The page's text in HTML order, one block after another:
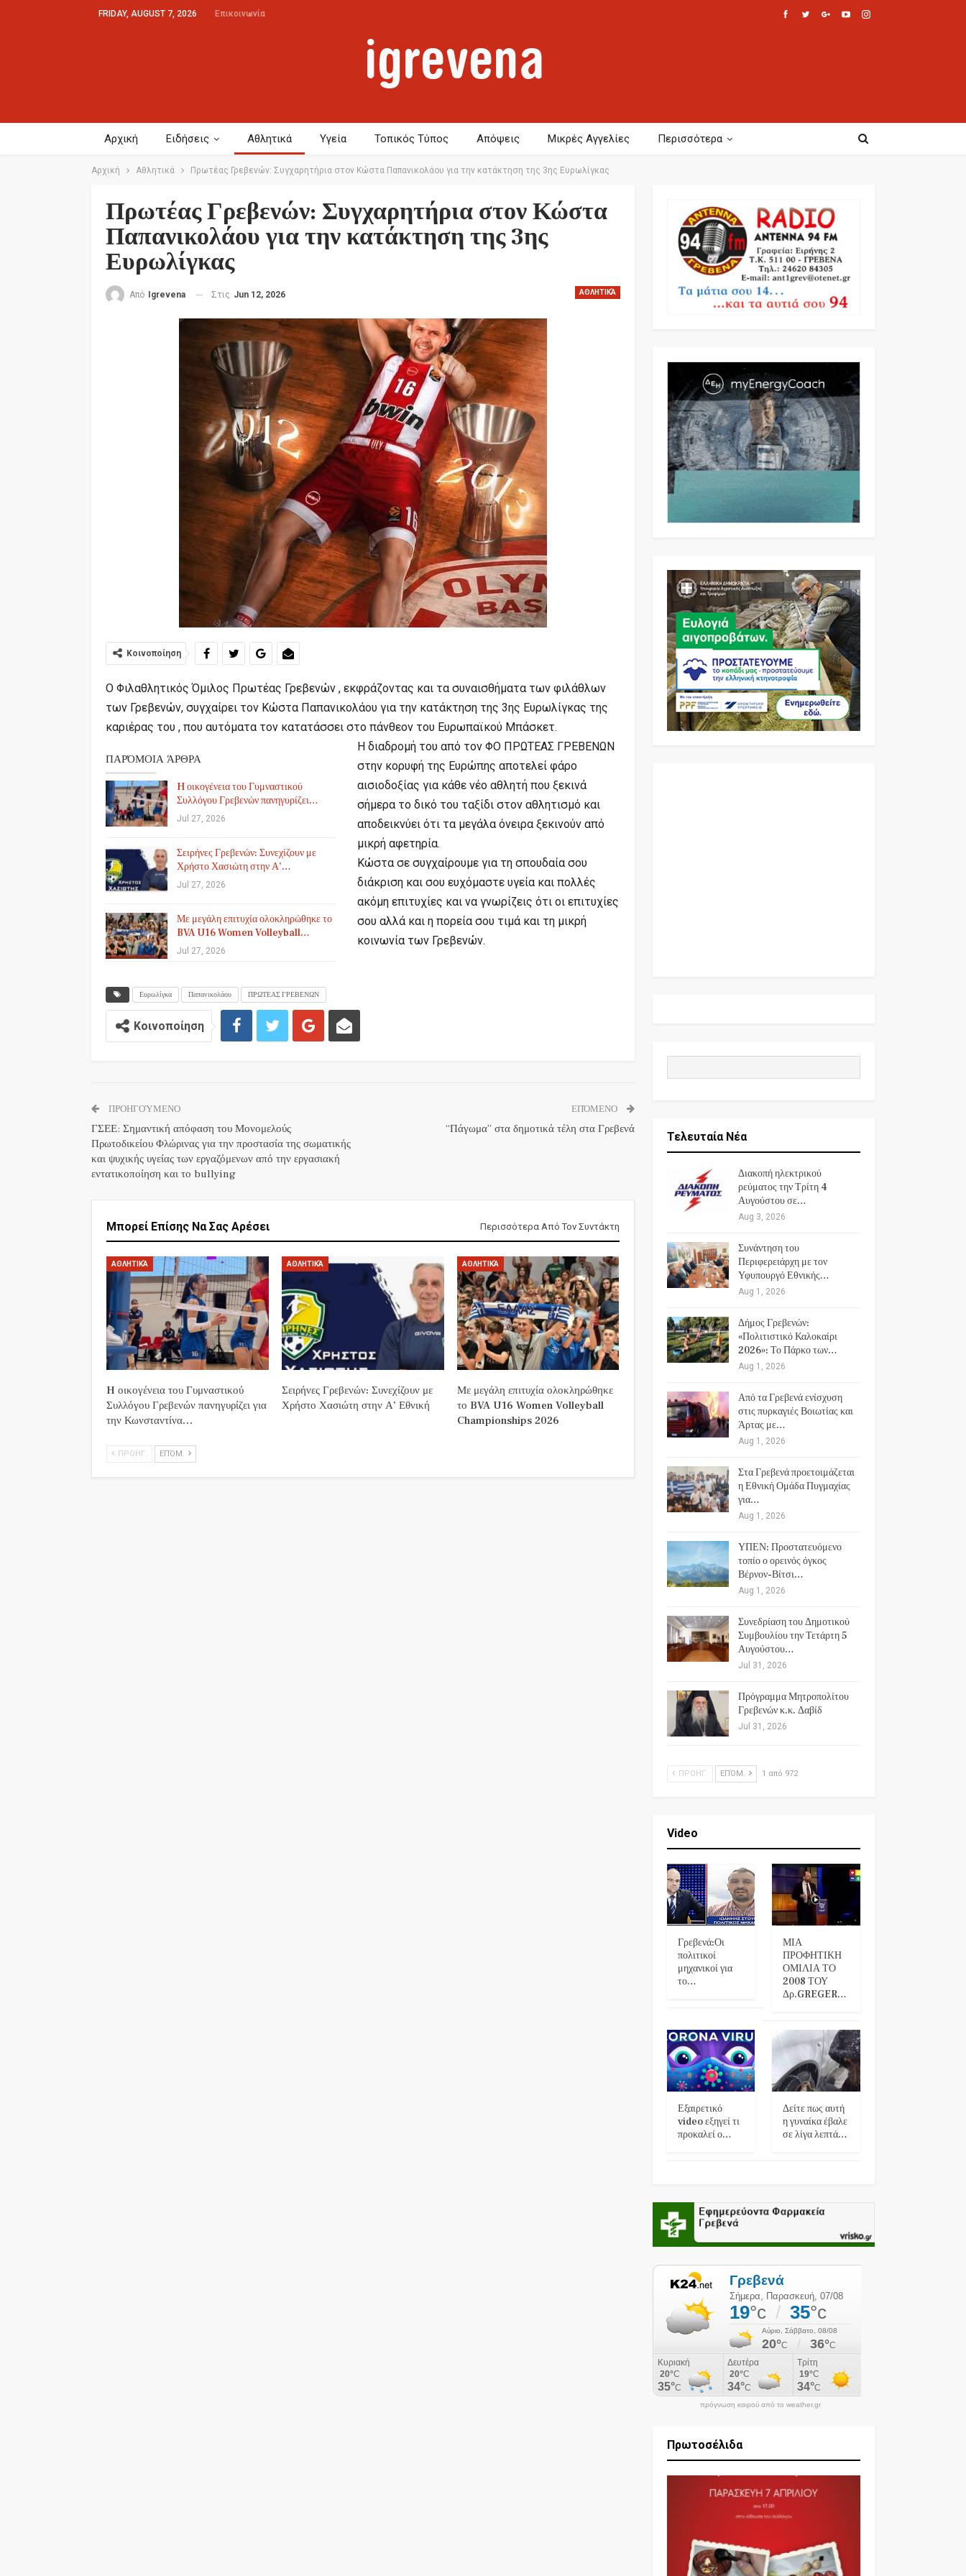
FRIDAY, AUGUST 7, 2026 Επικοινωνία
Αρχική Ειδήσεις Αθλητικά Υγεία Τοπικός Τύπος Απόψεις Μικρές Αγγελίες Περισσότερα
Αρχική Αθλητικά Πρωτέας Γρεβενών: Συγχαρητήρια στον Κώστα Παπανικολάου για την κατάκτηση της 3ης Ευρωλίγκας
Πρωτέας Γρεβενών: Συγχαρητήρια στον Κώστα
Παπανικολάου για την κατάκτηση της 3ης
Ευρωλίγκας
ΑΘΛΗΤΙΚΆ
Από Igrevena Στις Jun 12, 2026
Κοινοποίηση
Ο Φιλαθλητικός Όμιλος Πρωτέας Γρεβενών , εκφράζοντας και τα συναισθήματα των φιλάθλων
των Γρεβενών, συγχαίρει τον Κώστα Παπανικολάου για την κατάκτηση της 3ης Ευρωλίγκας της
καριέρας του , που αυτόματα τον κατατάσσει στο πάνθεον του Ευρωπαϊκού Μπάσκετ.
ΠΑΡΌΜΟΙΑ ΆΡΘΡΑ
H οικογένεια του Γυμναστικού
Συλλόγου Γρεβενών πανηγυρίζει…
Jul 27, 2026
Σειρήνες Γρεβενών: Συνεχίζουν με
Χρήστο Χασιώτη στην Α’…
Jul 27, 2026
Με μεγάλη επιτυχία ολοκληρώθηκε το
BVA U16 Women Volleyball…
Jul 27, 2026
Η διαδρομή του από τον ΦΟ ΠΡΩΤΕΑΣ ΓΡΕΒΕΝΩΝ
στην κορυφή της Ευρώπης αποτελεί φάρο
αισιοδοξίας για κάθε νέο αθλητή που ξεκινά
σήμερα το δικό του ταξίδι στον αθλητισμό και
αποδεικνύει ότι τα μεγάλα όνειρα ξεκινούν από
μικρή αφετηρία.
Κώστα σε συγχαίρουμε για τη σπουδαία σου
διάκριση και σου ευχόμαστε υγεία και πολλές
ακόμη επιτυχίες και να γνωρίζεις ότι οι επιτυχίες
σου αλλά και η πορεία σου τιμά και τη μικρή
κοινωνία των Γρεβενών.
Ευρωλίγκα Παπανικολάου ΠΡΩΤΕΑΣ ΓΡΕΒΕΝΩΝ
Κοινοποίηση
ΠΡΟΗΓΟΎΜΕΝΟ
ΓΣΕΕ: Σημαντική απόφαση του Μονομελούς
Πρωτοδικείου Φλώρινας για την προστασία της σωματικής
και ψυχικής υγείας των εργαζόμενων από την εργασιακή
εντατικοποίηση και το bullying
ΕΠΌΜΕΝΟ
“Πάγωμα” στα δημοτικά τέλη στα Γρεβενά
Μπορεί Επίσης Να Σας Αρέσει Περισσότερα Από Τον Συντάκτη
ΑΘΛΗΤΙΚΆ
H οικογένεια του Γυμναστικού
Συλλόγου Γρεβενών πανηγυρίζει για
την Κωνσταντίνα…
ΑΘΛΗΤΙΚΆ
Σειρήνες Γρεβενών: Συνεχίζουν με
Χρήστο Χασιώτη στην Α’ Εθνική
ΑΘΛΗΤΙΚΆ
Με μεγάλη επιτυχία ολοκληρώθηκε
το BVA U16 Women Volleyball
Championships 2026
ΠΡΟΗΓ. ΕΠΌΜ.
Τελευταία Νέα
Διακοπή ηλεκτρικού
ρεύματος την Τρίτη 4
Αυγούστου σε…
Aug 3, 2026
Συνάντηση του
Περιφερειάρχη με τον
Υφυπουργό Εθνικής…
Aug 1, 2026
Δήμος Γρεβενών:
«Πολιτιστικό Καλοκαίρι
2026»: Το Πάρκο των…
Aug 1, 2026
Από τα Γρεβενά ενίσχυση
στις πυρκαγιές Βοιωτίας και
Άρτας με…
Aug 1, 2026
Στα Γρεβενά προετοιμάζεται
η Εθνική Ομάδα Πυγμαχίας
για…
Aug 1, 2026
ΥΠΕΝ: Προστατευόμενο
τοπίο ο ορεινός όγκος
Βέρνον-Βίτσι…
Aug 1, 2026
Συνεδρίαση του Δημοτικού
Συμβουλίου την Τετάρτη 5
Αυγούστου…
Jul 31, 2026
Πρόγραμμα Μητροπολίτου
Γρεβενών κ.κ. Δαβίδ
Jul 31, 2026
ΠΡΟΗΓ. ΕΠΌΜ. 1 από 972
Video
Γρεβενά:Οι
πολιτικοί
μηχανικοί για
το…
ΜΙΑ
ΠΡΟΦΗΤΙΚΗ
ΟΜΙΛΙΑ ΤΟ
2008 ΤΟΥ
Δρ.GREGER…
Εξαιρετικό
video εξηγεί τι
προκαλεί ο…
Δείτε πως αυτή
η γυναίκα έβαλε
σε λίγα λεπτά…
πρόγνωση καιρού από το weather.gr
Πρωτοσέλιδα